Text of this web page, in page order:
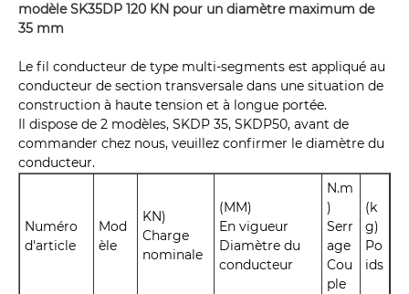
modèle SK35DP 120 KN pour un diamètre maximum de
35 mm
Le fil conducteur de type multi-segments est appliqué au
conducteur de section transversale dans une situation de
construction à haute tension et à longue portée.
Il dispose de 2 modèles, SKDP 35, SKDP50, avant de
commander chez nous, veuillez confirmer le diamètre du
conducteur.
Numéro
d'article
Mod
èle
KN)
Charge
nominale
(MM)
En vigueur
Diamètre du
conducteur
N.m
)
Serr
age
Cou
ple
(k
g)
Po
ids